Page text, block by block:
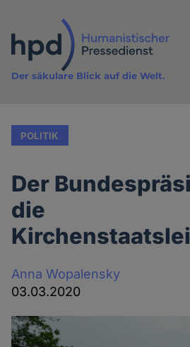
Inhalt
Der säkulare Blick auf die Welt.
POLITIK
Der
die
Anna Wopalensky
03.03.2020